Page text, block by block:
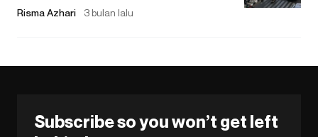
Risma Azhari 3 bulan lalu
Subscribe so you won’t get left